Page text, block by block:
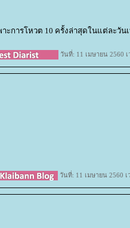
ะการโหวต 10 ครั้งล่าสุดในแต่ละวัน
วันที่: 11 เมษายน 2560
วันที่: 11 เมษายน 2560 เ